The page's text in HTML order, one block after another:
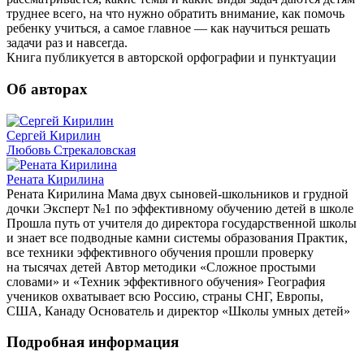
труднее всего, на что нужно обратить внимание, как помочь
ребенку учиться, а самое главное — как научиться решать
задачи раз и навсегда.
Книга публикуется в авторской орфографии и пунктуации
Об авторах
Сергей Кирилин
Любовь Стрекаловская
Рената Кирилина
Рената Кирилина Мама двух сыновей-школьников и грудной
дочки Эксперт №1 по эффективному обучению детей в школе
Прошла путь от учителя до директора государственной школы
и знает все подводные камни системы образования Практик,
все техники эффективного обучения прошли проверку
на тысячах детей Автор методики «Сложное простыми
словами» и «Техник эффективного обучения» География
учеников охватывает всю Россию, страны СНГ, Европы,
США, Канаду Основатель и директор «Школы умных детей»
Подробная информация